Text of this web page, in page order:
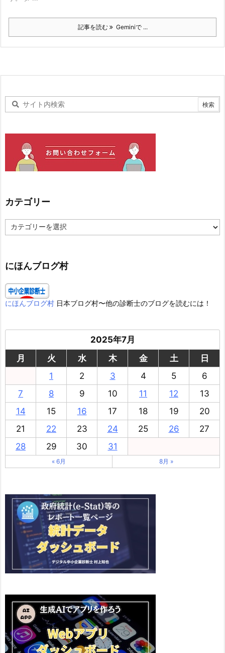
記事を読む Geminiで ...
カテゴリー
テ
ー
にほんブログ村
にほんブログ村 日本ブログ村〜他の診断士のブログを読むには！
2025年7月
月
火 水 木 金 土
日
1
2 3 4 5
6
7
8 9 10 11 12
13
14
15 16 17 18 19
20
21
22 23 24 25 26
27
28
29 30 31
« 6月 8月 »